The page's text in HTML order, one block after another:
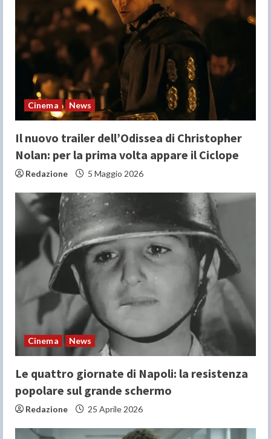
a
d
n
g
Cinema News
Il nuovo trailer dell’Odissea di Christopher
Nolan: per la prima volta appare il Ciclope
Redazione 5 Maggio 2026
Cinema News
Le quattro giornate di Napoli: la resistenza
popolare sul grande schermo
Redazione 25 Aprile 2026